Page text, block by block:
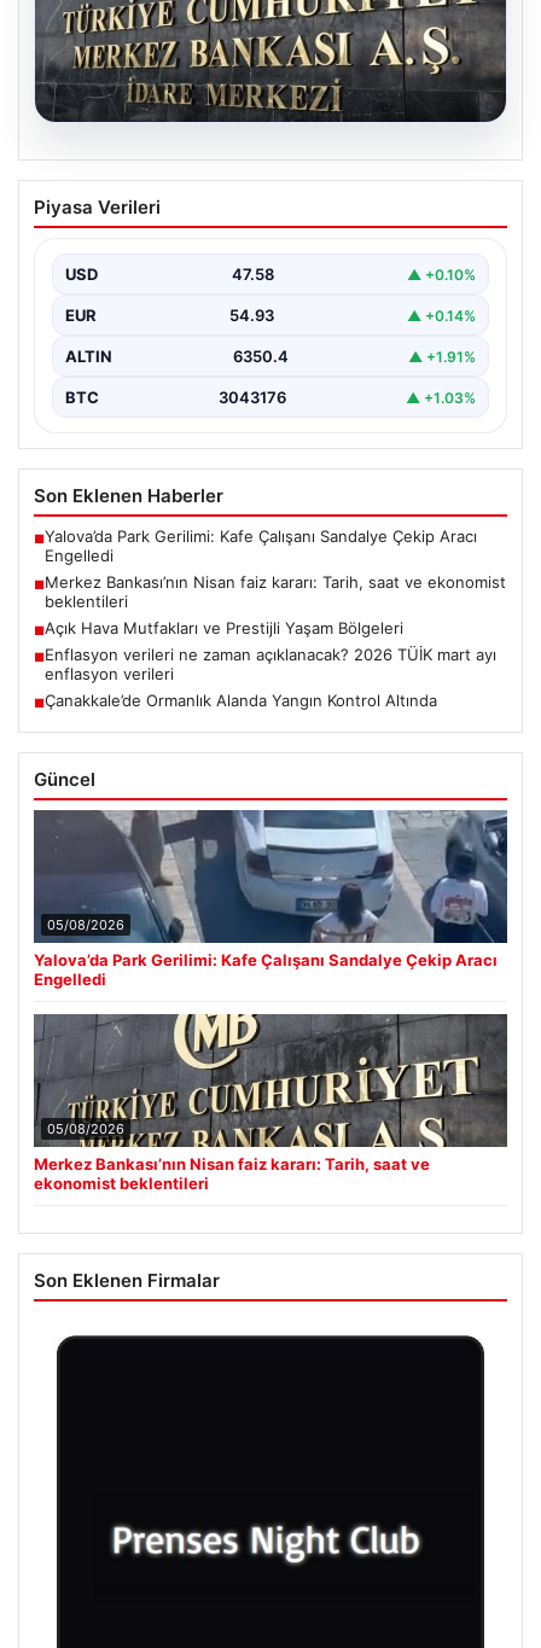
05.08.2026
Merkez Bankası’nın Nisan faiz kararı:
Tarih, saat ve ekonomist beklentileri
Kurulu, nisan ayı faiz kararını açıklamak üzere
toplanıyor.…
Piyasa Verileri
USD 47.58 ▲ +0.10%
EUR 54.93 ▲ +0.14%
ALTIN 6350.4 ▲ +1.91%
BTC 3043176 ▲ +1.03%
Son Eklenen Haberler
■Yalova’da Park Gerilimi: Kafe Çalışanı Sandalye Çekip Aracı
Engelledi
■Merkez Bankası’nın Nisan faiz kararı: Tarih, saat ve ekonomist
beklentileri
■Açık Hava Mutfakları ve Prestijli Yaşam Bölgeleri
■Enflasyon verileri ne zaman açıklanacak? 2026 TÜİK mart ayı
enflasyon verileri
■Çanakkale’de Ormanlık Alanda Yangın Kontrol Altında
Güncel
05/08/2026
Yalova’da Park Gerilimi: Kafe Çalışanı Sandalye Çekip Aracı
Engelledi
05/08/2026
Merkez Bankası’nın Nisan faiz kararı: Tarih, saat ve
ekonomist beklentileri
Son Eklenen Firmalar